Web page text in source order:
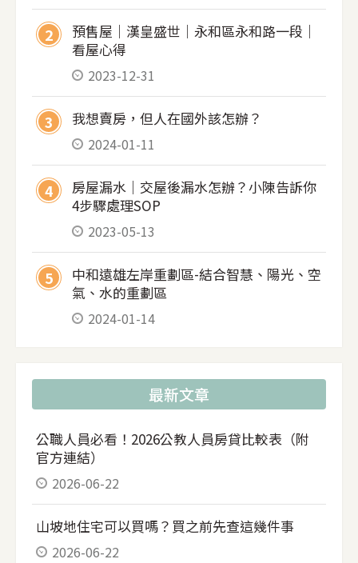
這樣的設計可以增加建築採光，又能藉由天井達
到對流效果，調節建築內部溫度，也可讓梯廳擁
有對外窗，增加空氣的對流，是一舉數得的設
計，另外本案為為工字型設計，每一戶都能擁有
最佳的室內採光，位在4個角
2
預售屋｜漢皇盛世｜永和區永和路一段｜
看屋心得
2023-12-31
3 我想賣房，但人在國外該怎辦？
2024-01-11
4
房屋漏水｜交屋後漏水怎辦？小陳告訴你
4步驟處理SOP
2023-05-13
5
中和遠雄左岸重劃區-結合智慧、陽光、空
氣、水的重劃區
2024-01-14
最新文章
公職人員必看！2026公教人員房貸比較表（附
官方連結）
2026-06-22
山坡地住宅可以買嗎？買之前先查這幾件事
2026-06-22